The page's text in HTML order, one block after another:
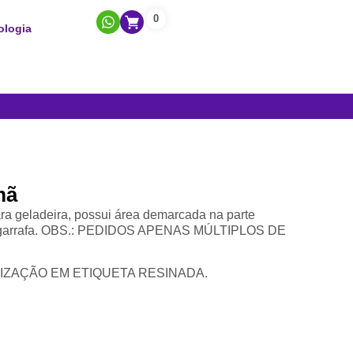
0
geladeira, possui área demarcada na parte
OBS.: PEDIDOS APENAS MÚLTIPLOS DE
EM ETIQUETA RESINADA.